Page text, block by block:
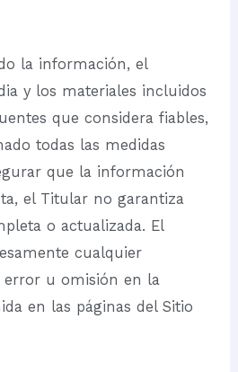
la información, el
y los materiales incluidos
que considera fiables,
todas las medidas
que la información
el Titular no garantiza
o actualizada. El
cualquier
error u omisión en la
en las páginas del Sitio